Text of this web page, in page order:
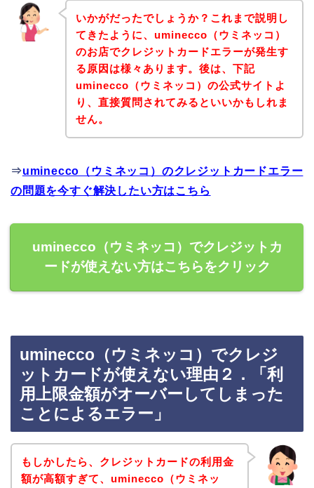
いかがだったでしょうか？これまで説明し
てきたように、uminecco（ウミネッコ）
のお店でクレジットカードエラーが発生す
る原因は様々あります。後は、下記
uminecco（ウミネッコ）の公式サイトよ
り、直接質問されてみるといいかもしれま
せん。
⇒uminecco（ウミネッコ）のクレジットカードエラー
の問題を今すぐ解決したい方はこちら
uminecco（ウミネッコ）でクレジットカ
ードが使えない方はこちらをクリック
uminecco（ウミネッコ）でクレジ
ットカードが使えない理由２．「利
用上限金額がオーバーしてしまった
ことによるエラー」
もしかしたら、クレジットカードの利用金
額が高額すぎて、uminecco（ウミネッ